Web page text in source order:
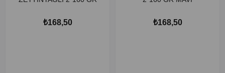
₺168,50 ₺168,50